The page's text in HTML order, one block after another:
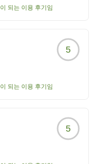
voice/4805?
되는 이용 후기임
5
되는 이용 후기임
5